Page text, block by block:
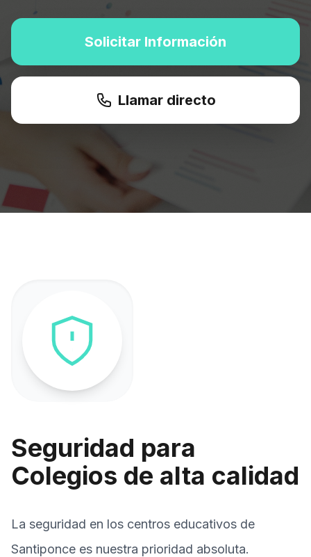
Solicitar Información
Llamar directo
Seguridad para
Colegios de alta calidad
La seguridad en los centros educativos de
Santiponce es nuestra prioridad absoluta.